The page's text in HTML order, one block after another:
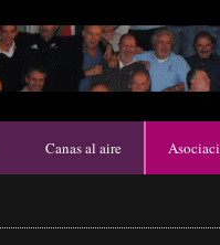
Canas al aire